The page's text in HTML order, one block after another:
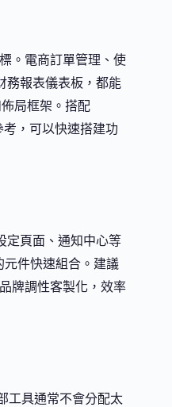
。電商訂單管理、使
務報表儀表板，都能
局框架。搭配
考，可以快速搭建功
定頁面、通知中心等
元件快速組合。建議
牌調性客製化，效率
工具通常不會分配太